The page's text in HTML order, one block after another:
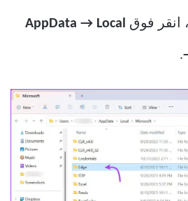
انقر فوق AppData → Local
.